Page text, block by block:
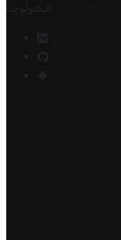
التكنولوجيا